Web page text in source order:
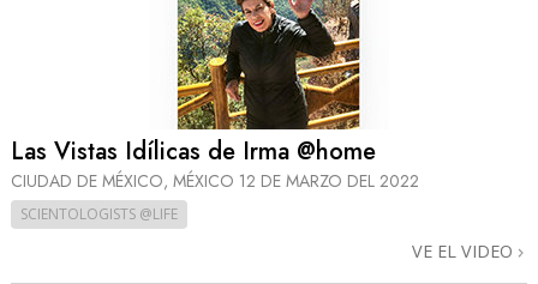
Las Vistas Idílicas de Irma @home
CIUDAD DE MÉXICO, MÉXICO 12 DE MARZO DEL 2022
SCIENTOLOGISTS @LIFE
VE EL VIDEO